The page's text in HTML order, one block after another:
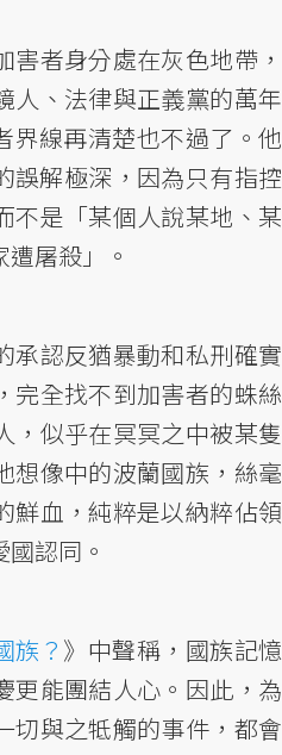
者身分處在灰色地帶，
人、法律與正義黨的萬年
界線再清楚也不過了。他
誤解極深，因為只有指控
不是「某個人說某地、某
屠殺」。
承認反猶暴動和私刑確實
完全找不到加害者的蛛絲
，似乎在冥冥之中被某隻
想像中的波蘭國族，絲毫
鮮血，純粹是以納粹佔領
認同。
族？ 》中聲稱，國族記憶
更能團結人心。因此，為
切與之牴觸的事件，都會